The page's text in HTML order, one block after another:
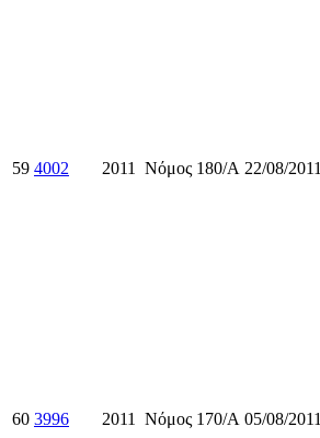
59 4002 2011 Νόμος 180/Α 22/08/2011
60 3996 2011 Νόμος 170/A 05/08/2011